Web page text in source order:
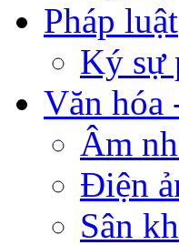
Pháp luật
Ký sự
Văn hóa
Âm
Điện
Sân